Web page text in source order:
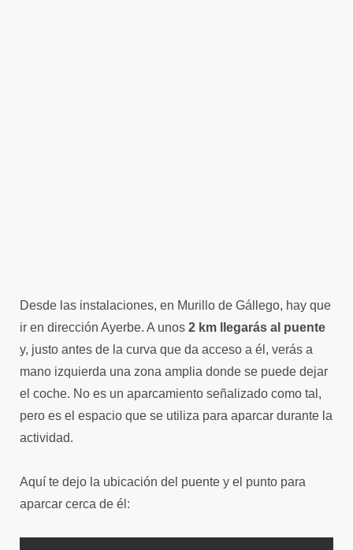
Desde las instalaciones, en Murillo de Gállego, hay que
ir en dirección Ayerbe. A unos 2 km llegarás al puente
y, justo antes de la curva que da acceso a él, verás a
mano izquierda una zona amplia donde se puede dejar
el coche. No es un aparcamiento señalizado como tal,
pero es el espacio que se utiliza para aparcar durante la
actividad.
Aquí te dejo la ubicación del puente y el punto para
aparcar cerca de él: